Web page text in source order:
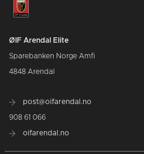
ØIF Arendal Elite
Sparebanken Norge Amfi
4848 Arendal
post@oifarendal.no
908 61 066
oifarendal.no